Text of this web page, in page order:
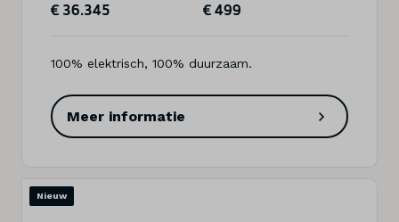
€ 36.345 € 499
100% elektrisch, 100% duurzaam.
Meer informatie
Nieuw